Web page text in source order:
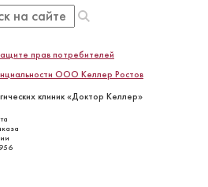
прав потребителей
ООО Келлер Ростов
клиник «Доктор Келлер»